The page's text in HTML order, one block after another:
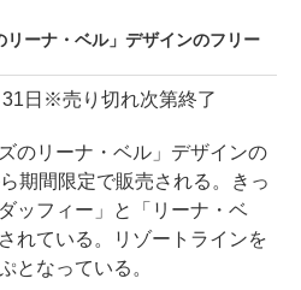
リーナ・ベル」デザインのフリー
日※売り切れ次第終了
のリーナ・ベル」デザインの
期間限定で販売される。きっ
ッフィー」と「リーナ・ベ
れている。リゾートラインを
となっている。